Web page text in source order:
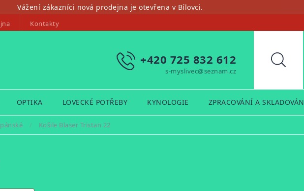
Vážení zákazníci nová prodejna je otevřena v Bílovci.
Kontakty
+420 725 832 612
s-myslivec@seznam.cz
Hledat
OPTIKA LOVECKÉ POTŘEBY KYNOLOGIE ZPRACOVÁNÍ A
/ Košile Blaser Tristan 22